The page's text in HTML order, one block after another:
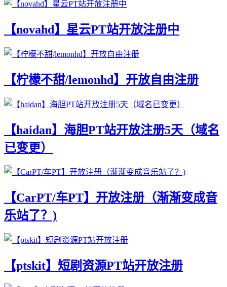
【novahd】星云PT站开放注册中
【柠檬不甜/lemonhd】开放自由注册
【haidan】海胆PT站开放注册5天（域名
已变更）
【CarPT/车PT】开放注册（渐渐变成音
乐站了？)
【ptskit】短剧资源PT站开放注册